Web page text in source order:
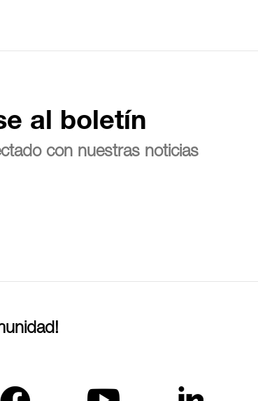
al boletín
con nuestras noticias